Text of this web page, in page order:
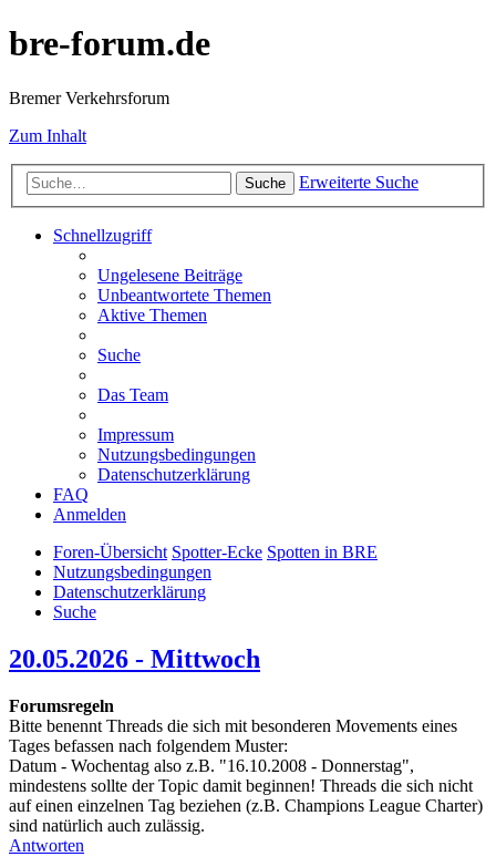
bre-forum.de
Bremer Verkehrsforum
Zum Inhalt
Suche Erweiterte Suche
Schnellzugriff
Ungelesene Beiträge
Unbeantwortete Themen
Aktive Themen
Suche
Das Team
Impressum
Nutzungsbedingungen
Datenschutzerklärung
FAQ
Anmelden
Foren-Übersicht Spotter-Ecke Spotten in BRE
Nutzungsbedingungen
Datenschutzerklärung
Suche
20.05.2026 - Mittwoch
Forumsregeln
Bitte benennt Threads die sich mit besonderen Movements eines
Tages befassen nach folgendem Muster:
Datum - Wochentag also z.B. "16.10.2008 - Donnerstag",
mindestens sollte der Topic damit beginnen! Threads die sich nicht
auf einen einzelnen Tag beziehen (z.B. Champions League Charter)
sind natürlich auch zulässig.
Antworten